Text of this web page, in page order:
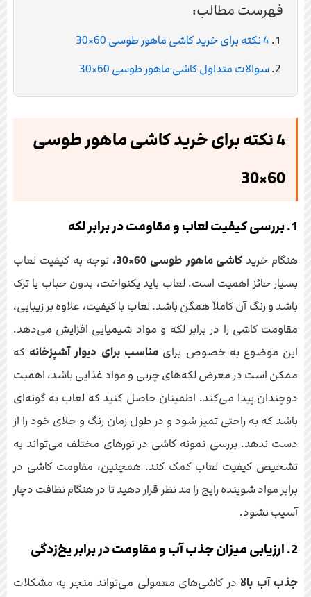
فهرست مطالب:
4 نکته برای خرید کاشی ماهور طوسی 60×30
سوالات متداول کاشی ماهور طوسی 60×30
4 نکته برای خرید کاشی ماهور طوسی
60×30
1. بررسی کیفیت لعاب و مقاومت در برابر لکه
هنگام خریدکاشی ماهور طوسی 60×30
، توجه به کیفیت لعاب
بسیار حائز اهمیت است. لعاب باید یکنواخت، بدون حباب یا ترک
باشد و رنگ آن کاملاً همگن باشد. لعاب با کیفیت، علاوه بر زیبایی،
مقاومت کاشی را در برابر لکه و مواد شیمیایی افزایش می‌دهد.
این موضوع به خصوص برایمناسب برای دیوار آشپزخانه که
ممکن است در معرض لکه‌های چربی و مواد غذایی باشد، اهمیت
دوچندان پیدا می‌کند. اطمینان حاصل کنید که لعاب به گونه‌ای
باشد که به راحتی تمیز شود و در طول زمان رنگ و جلای خود را از
دست ندهد. بررسی نمونه کاشی در نورهای مختلف می‌تواند به
تشخیص کیفیت لعاب کمک کند. همچنین، مقاومت کاشی در
برابر مواد شوینده رایج را مد نظر قرار دهید تا در هنگام نظافت دچار
آسیب نشود.
2. ارزیابی میزان جذب آب و مقاومت در برابر یخ‌زدگی
جذب آب بالادر کاشی‌های معمولی می‌تواند منجر به مشکلات